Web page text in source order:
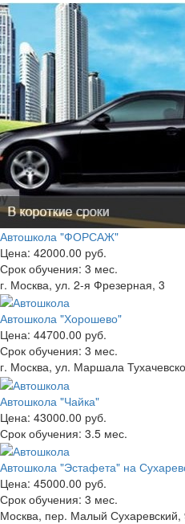
Автошкола "ФОРСАЖ"
Цена: 42000.00 руб.
Срок обучения: 3 мес.
г. Москва, ул. 2-я Фрезерная, 3
Автошкола "Хорошево"
Цена: 44700.00 руб.
Срок обучения: 3 мес.
г. Москва, ул. Маршала
Автошкола "Чайка"
Цена: 43000.00 руб.
Срок обучения: 3.5 мес.
Автошкола "Эстафета" на
Цена: 45000.00 руб.
Срок обучения: 3 мес.
Москва, пер. Малый Сухаревский,